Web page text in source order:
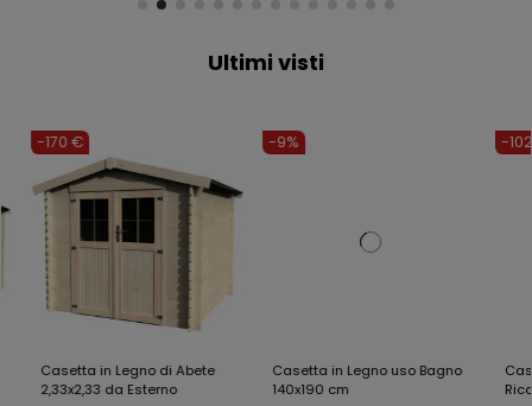
Ultimi visti
-170 €
Casetta in Legno di Abete
2,33x2,33 da Esterno
-9%
Casetta in Legno uso Bagno
140x190 cm
-102